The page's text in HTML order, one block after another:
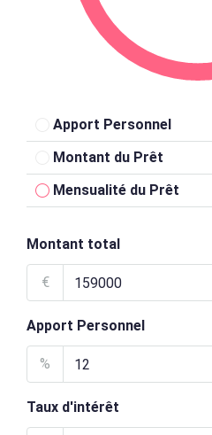
Apport Personnel
Montant du Prêt
Mensualité du Prêt
Montant total
€
Apport Personnel
%
Taux d'intérêt